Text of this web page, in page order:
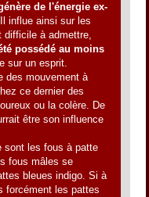
de l'énergie ex-
Il influe ainsi sur les
difficile à admettre,
possédé au moins
sur un esprit.
des mouvement à
ce dernier des
ou la colère. De
être son influence
sont les fous à patte
fous mâles se
bleues indigo. Si à
forcément les pattes